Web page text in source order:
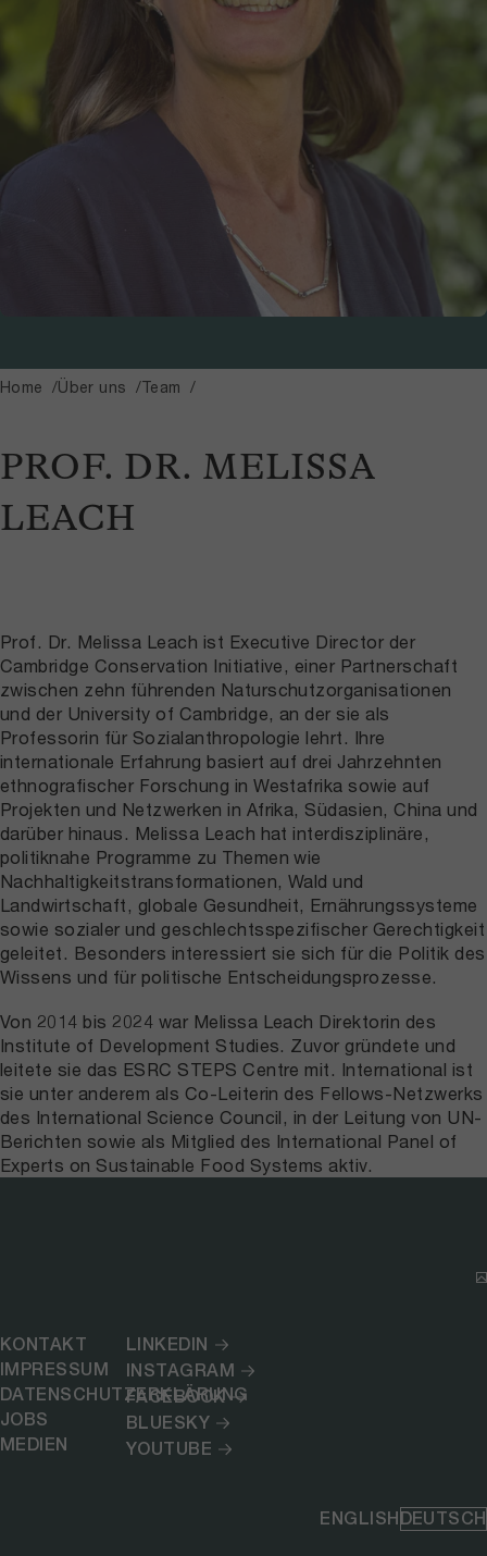
Home Über uns Team
PROF. DR. MELISSA
LEACH
Prof. Dr. Melissa Leach ist Executive Director der
Cambridge Conservation Initiative, einer Partnerschaft
zwischen zehn führenden Naturschutzorganisationen
und der University of Cambridge, an der sie als
Professorin für Sozialanthropologie lehrt. Ihre
internationale Erfahrung basiert auf drei Jahrzehnten
ethnografischer Forschung in Westafrika sowie auf
Projekten und Netzwerken in Afrika, Südasien, China und
darüber hinaus. Melissa Leach hat interdisziplinäre,
politiknahe Programme zu Themen wie
Nachhaltigkeitstransformationen, Wald und
Landwirtschaft, globale Gesundheit, Ernährungssysteme
sowie sozialer und geschlechtsspezifischer Gerechtigkeit
geleitet. Besonders interessiert sie sich für die Politik des
Wissens und für politische Entscheidungsprozesse.
Von 2014 bis 2024 war Melissa Leach Direktorin des
Institute of Development Studies. Zuvor gründete und
leitete sie das ESRC STEPS Centre mit. International ist
sie unter anderem als Co-Leiterin des Fellows-Netzwerks
des International Science Council, in der Leitung von UN-
Berichten sowie als Mitglied des International Panel of
Experts on Sustainable Food Systems aktiv.
KONTAKT
IMPRESSUM
DATENSCHUTZERKLÄRUNG
JOBS
MEDIEN
LINKEDIN
INSTAGRAM
FACEBOOK
BLUESKY
YOUTUBE
ENGLISHDEUTSCH